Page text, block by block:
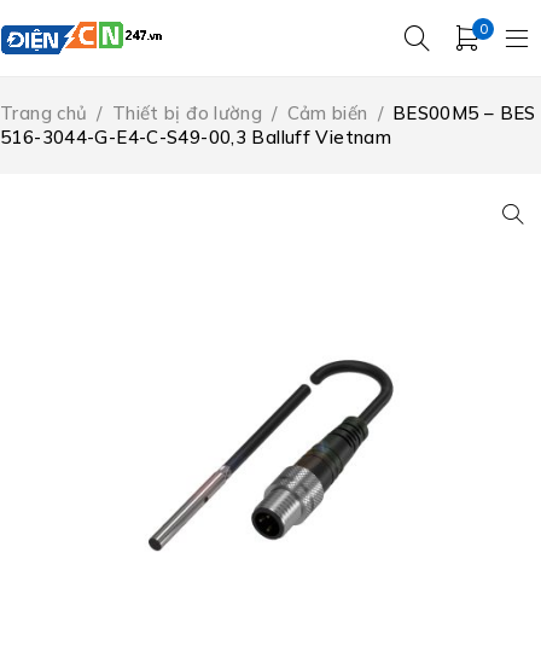
0
Trang chủ / Thiết bị đo lường / Cảm biến / BES00M5 – BES
516-3044-G-E4-C-S49-00,3 Balluff Vietnam